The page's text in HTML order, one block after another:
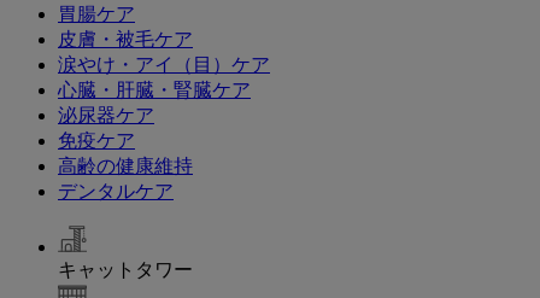
胃腸ケア
皮膚・被毛ケア
涙やけ・アイ（目）ケア
心臓・肝臓・腎臓ケア
泌尿器ケア
免疫ケア
高齢の健康維持
デンタルケア
キャットタワー